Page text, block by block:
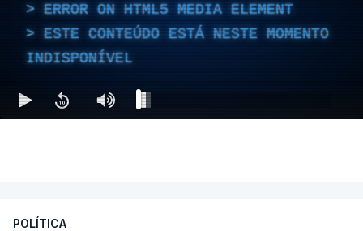
ERROR ON HTML5 MEDIA ELEMENT
ESTE CONTEÚDO ESTÁ NESTE MOMENTO
INDISPONÍVEL
POLÍTICA